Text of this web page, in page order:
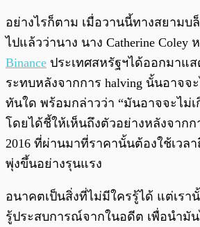
อย่างไรก็ตาม เมื่อวานนี้ทางสยามบ
ไปแล้วว่านาง นาง Catherine Coley
Binance ประเทศสหรัฐฯได้ออกมาแ
ระทบหลังจากการ halving นั้นอาจจ
ทันใด พร้อมกล่าวว่า “มันอาจจะไม่เ
โดยได้ชี้ให้เห็นถึงตัวอย่างหลังจากก
2016 ที่ผ่านมาที่ราคานั้นต้องใช้เวลา
พุ่งขึ้นอย่างรุนแรง
อนาคตเป็นสิ่งที่ไม่มีใครรู้ได้ แต่เรา
รู้ประสบการณ์จากในอดีต เพื่อนำมั